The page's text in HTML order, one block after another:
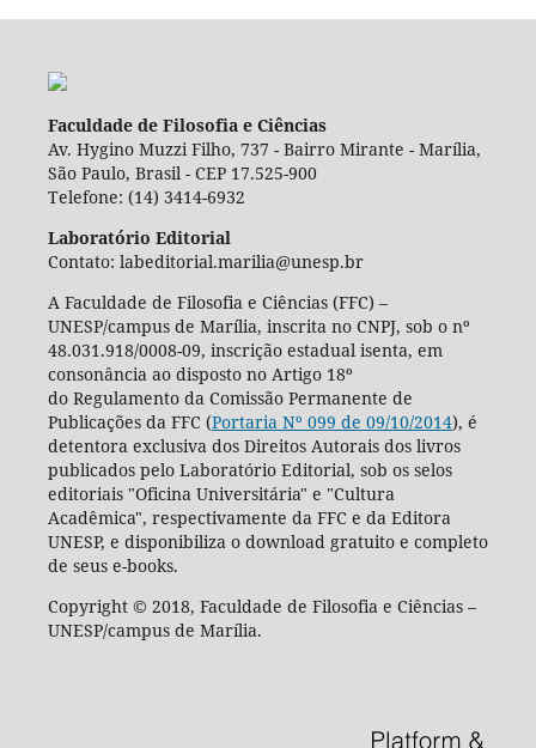
Faculdade de Filosofia e Ciências
Av. Hygino Muzzi Filho, 737 - Bairro Mirante - Marília,
São Paulo, Brasil - CEP 17.525-900
Telefone: (14) 3414-6932
Laboratório Editorial
Contato: labeditorial.marilia@unesp.br
A Faculdade de Filosofia e Ciências (FFC) –
UNESP/campus de Marília, inscrita no CNPJ, sob o nº
48.031.918/0008-09, inscrição estadual isenta, em
consonância ao disposto no Artigo 18º
do Regulamento da Comissão Permanente de
Publicações da FFC (Portaria Nº 099 de 09/10/2014), é
detentora exclusiva dos Direitos Autorais dos livros
publicados pelo Laboratório Editorial, sob os selos
editoriais "Oficina Universitária" e "Cultura
Acadêmica", respectivamente da FFC e da Editora
UNESP, e disponibiliza o download gratuito e completo
de seus e-books.
Copyright © 2018, Faculdade de Filosofia e Ciências –
UNESP/campus de Marília.